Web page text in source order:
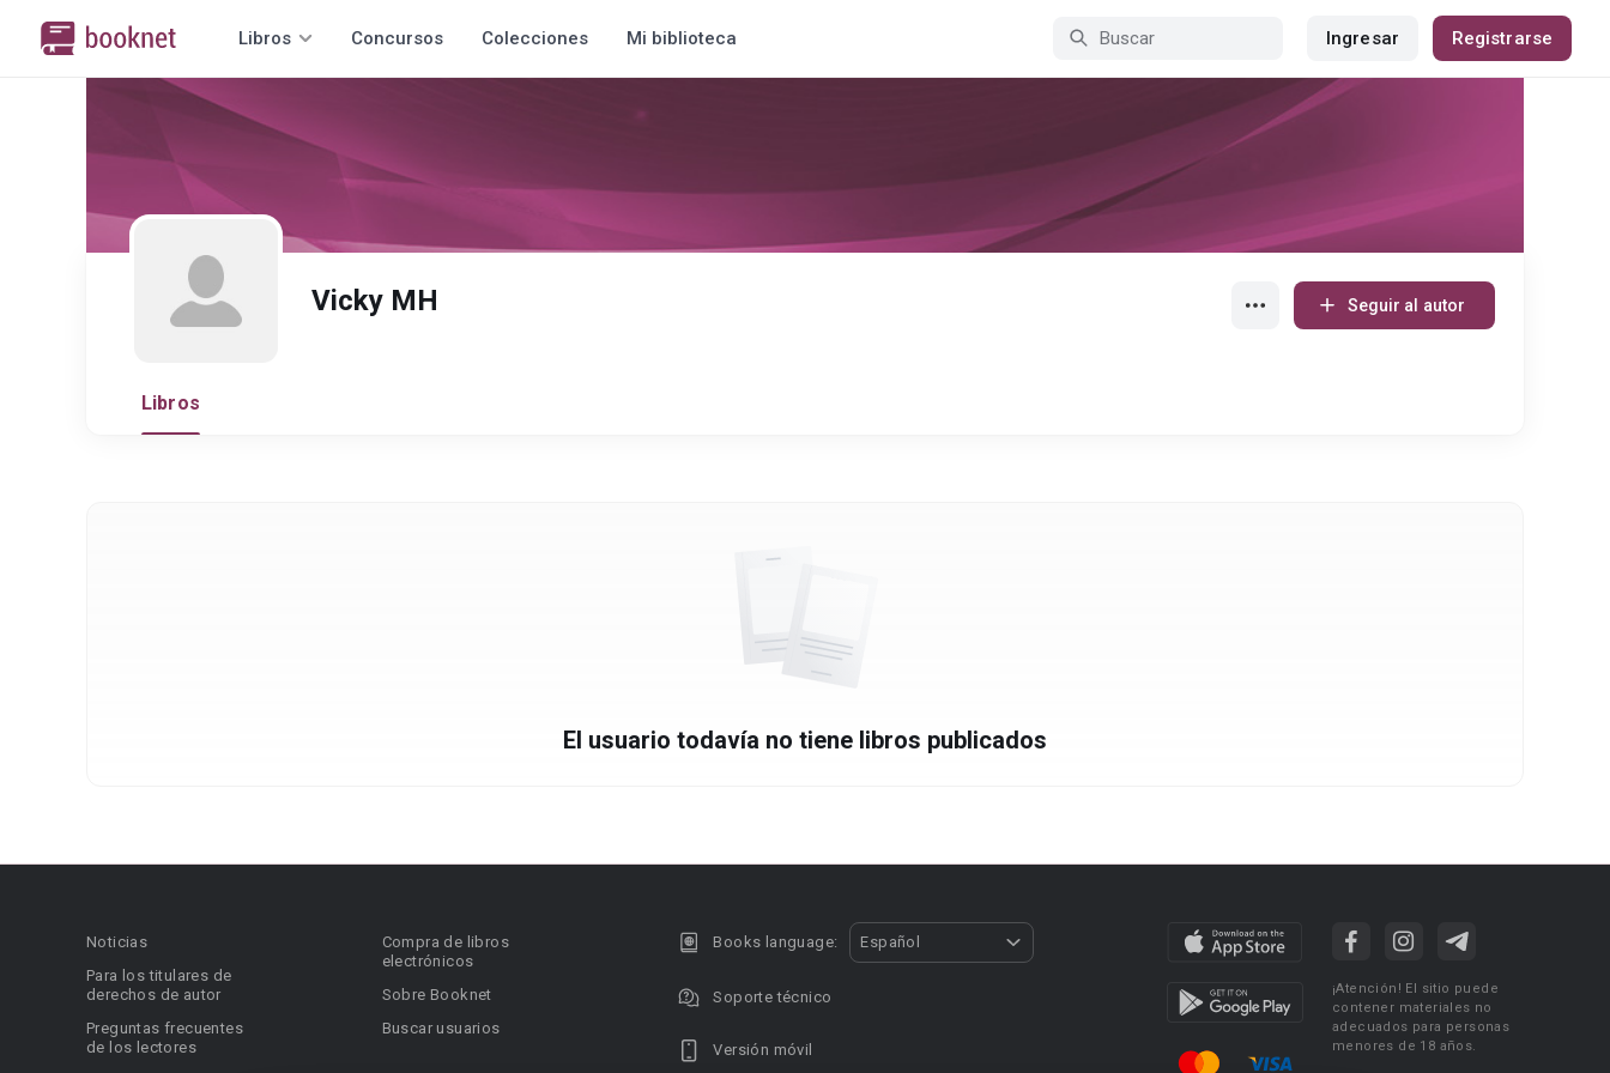
Libros Concursos Colecciones Mi biblioteca Ingresar Registrarse
Vicky MH Seguir al autor
Libros
El usuario todavía no tiene libros publicados
Noticias
Para los titulares de
derechos de autor
Preguntas frecuentes
de los lectores
Compra de libros
electrónicos
Sobre Booknet
Buscar usuarios
Books language: Español
Soporte técnico
Versión móvil
¡Atención! El sitio puede
contener materiales no
adecuados para personas
menores de 18 años.